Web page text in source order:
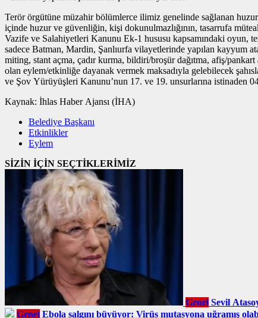
Terör örgütüne müzahir bölümlerce ilimiz genelinde sağlanan
içinde huzur ve güvenliğin, kişi dokunulmazlığının, tasarrufa
Vazife ve Salahiyetleri Kanunu Ek-1 hususu kapsamındaki
sadece Batman, Mardin, Şanlıurfa vilayetlerinde yapılan kayyum
miting, stant açma, çadır kurma, bildiri/broşür dağıtma, afiş/
olan eylem/etkinliğe dayanak vermek maksadıyla gelebilecek
ve Şov Yürüyüşleri Kanunu’nun 17. ve 19. unsurlarına istinaden
Kaynak: İhlas Haber Ajansı (İHA)
Belediye Başkanı
Etkinlikler
Eylem
SİZİN İÇİN SEÇTİKLERİMİZ
Genel Sevil
Genel Ebola salgını büyüyor: Virüs mutasyona uğramış